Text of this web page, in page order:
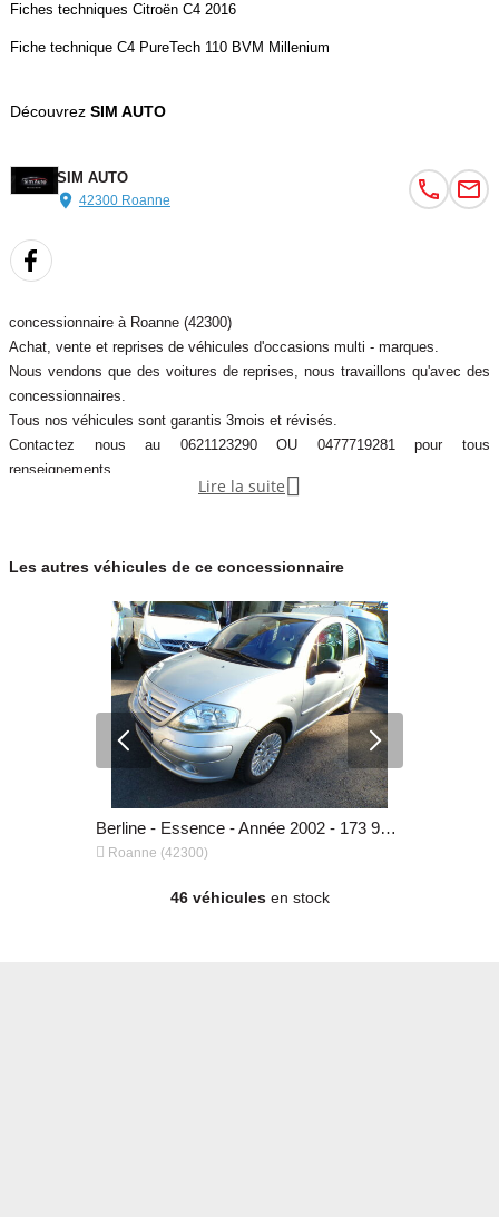
Fiches techniques Citroën C4 2016
Fiche technique C4 PureTech 110 BVM Millenium
Découvrez SIM AUTO
SIM AUTO
42300 Roanne
concessionnaire à Roanne (42300)
Achat, vente et reprises de véhicules d'occasions multi - marques.
Nous vendons que des voitures de reprises, nous travaillons qu'avec des
concessionnaires.
Tous nos véhicules sont garantis 3mois et révisés.
Contactez nous au 0621123290 OU 0477719281 pour tous
renseignements.
Lire la suite 
Les autres véhicules de ce concessionnaire
Berline - Essence - Année 2002 - 173 981 km, 5 990 €
 Roanne (42300)
46 véhiculesen stock